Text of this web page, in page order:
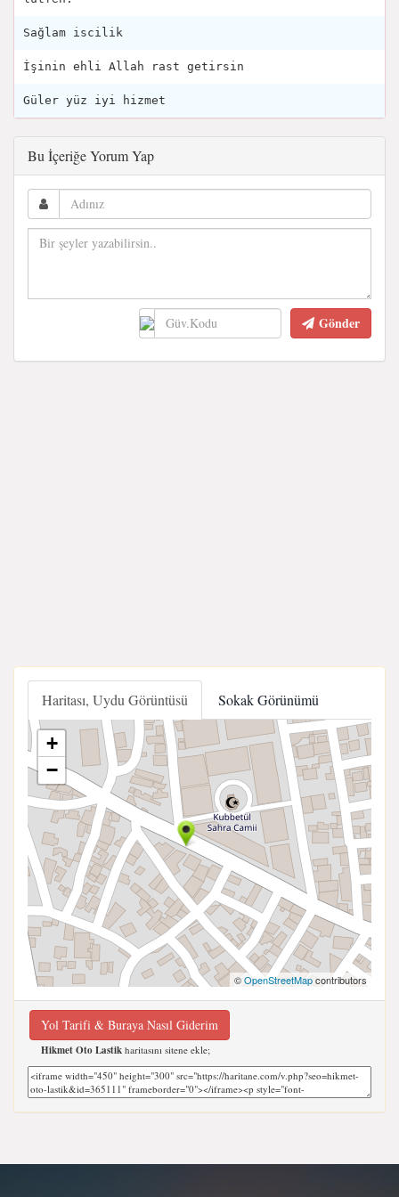
Sağlam iscilik
İşinin ehli Allah rast getirsin
Güler yüz iyi hizmet
Bu İçeriğe Yorum Yap
Gönder
Haritası, Uydu Görüntüsü Sokak Görünümü
+
−
©OpenStreetMapcontributors
Yol Tarifi & Buraya Nasıl Giderim
Hikmet Oto Lastik haritasını sitene ekle;